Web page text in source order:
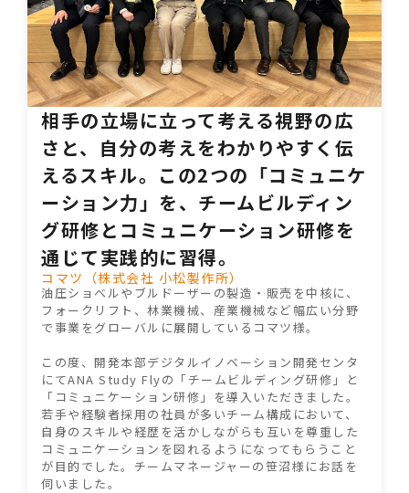
相手の立場に立って考える視野の広
さと、自分の考えをわかりやすく伝
えるスキル。この2つの「コミュニケ
ーション力」を、チームビルディン
グ研修とコミュニケーション研修を
通じて実践的に習得。
コマツ（株式会社 小松製作所）
油圧ショベルやブルドーザーの製造・販売を中核に、
フォークリフト、林業機械、産業機械など幅広い分野
で事業をグローバルに展開しているコマツ様。
この度、開発本部デジタルイノベーション開発センタ
にてANA Study Flyの「チームビルディング研修」と
「コミュニケーション研修」を導入いただきました。
若手や経験者採用の社員が多いチーム構成において、
自身のスキルや経歴を活かしながらも互いを尊重した
コミュニケーションを図れるようになってもらうこと
が目的でした。チームマネージャーの笹沼様にお話を
伺いました。